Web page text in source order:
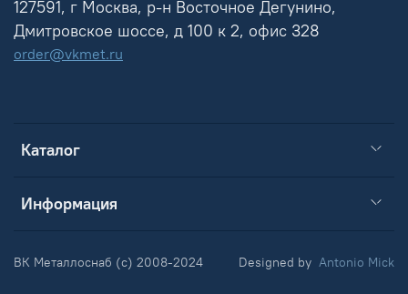
Каталог
Информация
127591, г Москва, р-н Восточное Дегунино,
Дмитровское шоссе, д 100 к 2, офис 328
order@vkmet.ru
ВК Металлоснаб (c) 2008-2024 Designed by Antonio Mick